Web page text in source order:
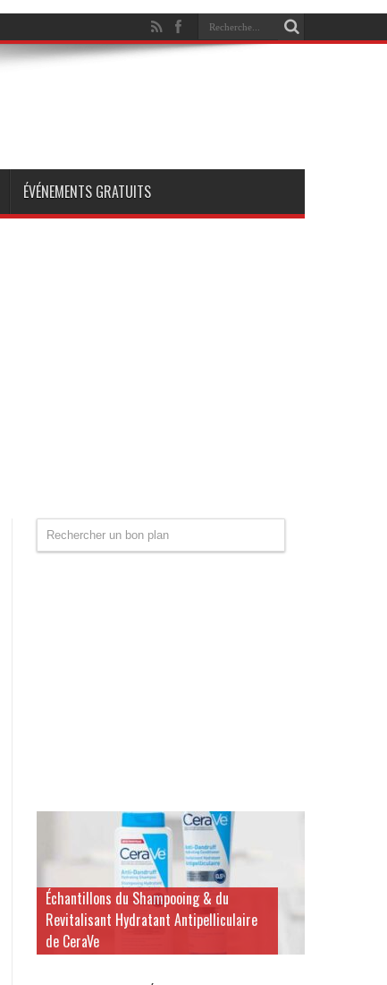
ÉVÉNEMENTS GRATUITS
Échantillons du Shampooing & du
Revitalisant Hydratant Antipelliculaire
de CeraVe